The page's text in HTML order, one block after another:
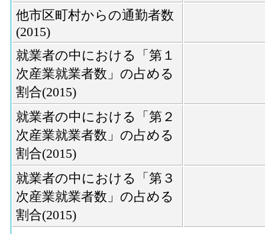
他市区町村からの通勤者数
(2015)
就業者の中における「第１
次産業就業者数」の占める
割合(2015)
就業者の中における「第２
次産業就業者数」の占める
割合(2015)
就業者の中における「第３
次産業就業者数」の占める
割合(2015)